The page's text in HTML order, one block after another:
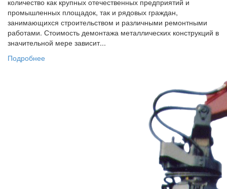
количество как крупных отечественных предприятий и
промышленных площадок, так и рядовых граждан,
занимающихся строительством и различными ремонтными
работами. Стоимость демонтажа металлических конструкций в
значительной мере зависит...
Подробнее